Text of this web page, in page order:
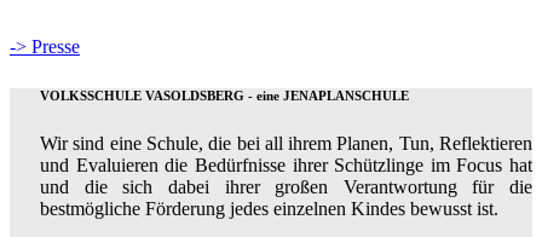
-> Presse
VOLKSSCHULE VASOLDSBERG - eine JENAPLANSCHULE
Wir sind eine Schule, die bei all ihrem Planen, Tun, Reflektieren
und Evaluieren die Bedürfnisse ihrer Schützlinge im Focus hat
und die sich dabei ihrer großen Verantwortung für die
bestmögliche Förderung jedes einzelnen Kindes bewusst ist.